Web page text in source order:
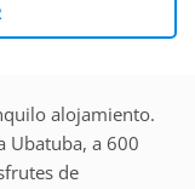
alojamiento.
Ubatuba, a 600
de